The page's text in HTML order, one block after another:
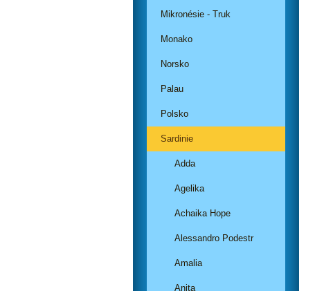
Mikronésie - Truk
Monako
Norsko
Palau
Polsko
Sardinie
Adda
Agelika
Achaika Hope
Alessandro Podestr
Amalia
Anita